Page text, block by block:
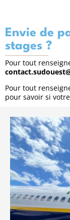
Envie de
stages ?
Pour tout
Pour tout
pour savoir si